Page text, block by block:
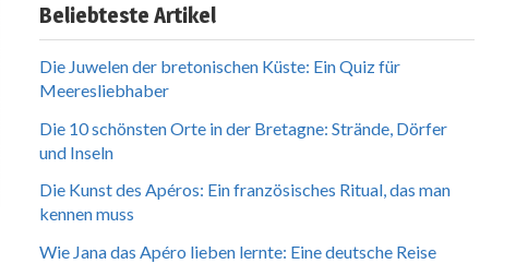
Beliebteste Artikel
Die Juwelen der bretonischen Küste: Ein Quiz für
Meeresliebhaber
Die 10 schönsten Orte in der Bretagne: Strände, Dörfer
und Inseln
Die Kunst des Apéros: Ein französisches Ritual, das man
kennen muss
Wie Jana das Apéro lieben lernte: Eine deutsche Reise